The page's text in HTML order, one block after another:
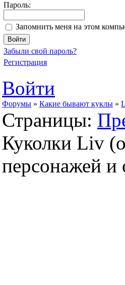
Пароль:
Запомнить меня на этом
Забыли свой пароль?
Регистрация
Войти
Форумы » Какие бывают куклы »
Страницы:
Куколки Liv
персонажей и